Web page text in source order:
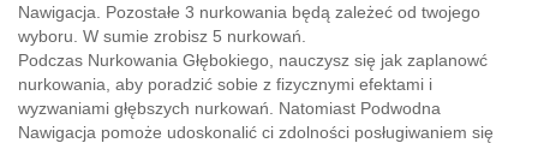
Nawigacja. Pozostałe 3 nurkowania będą zależeć od twojego
wyboru. W sumie zrobisz 5 nurkowań.
Podczas Nurkowania Głębokiego, nauczysz się jak zaplanowć
nurkowania, aby poradzić sobie z fizycznymi efektami i
wyzwaniami głębszych nurkowań. Natomiast Podwodna
Nawigacja pomoże udoskonalić ci zdolności posługiwaniem się